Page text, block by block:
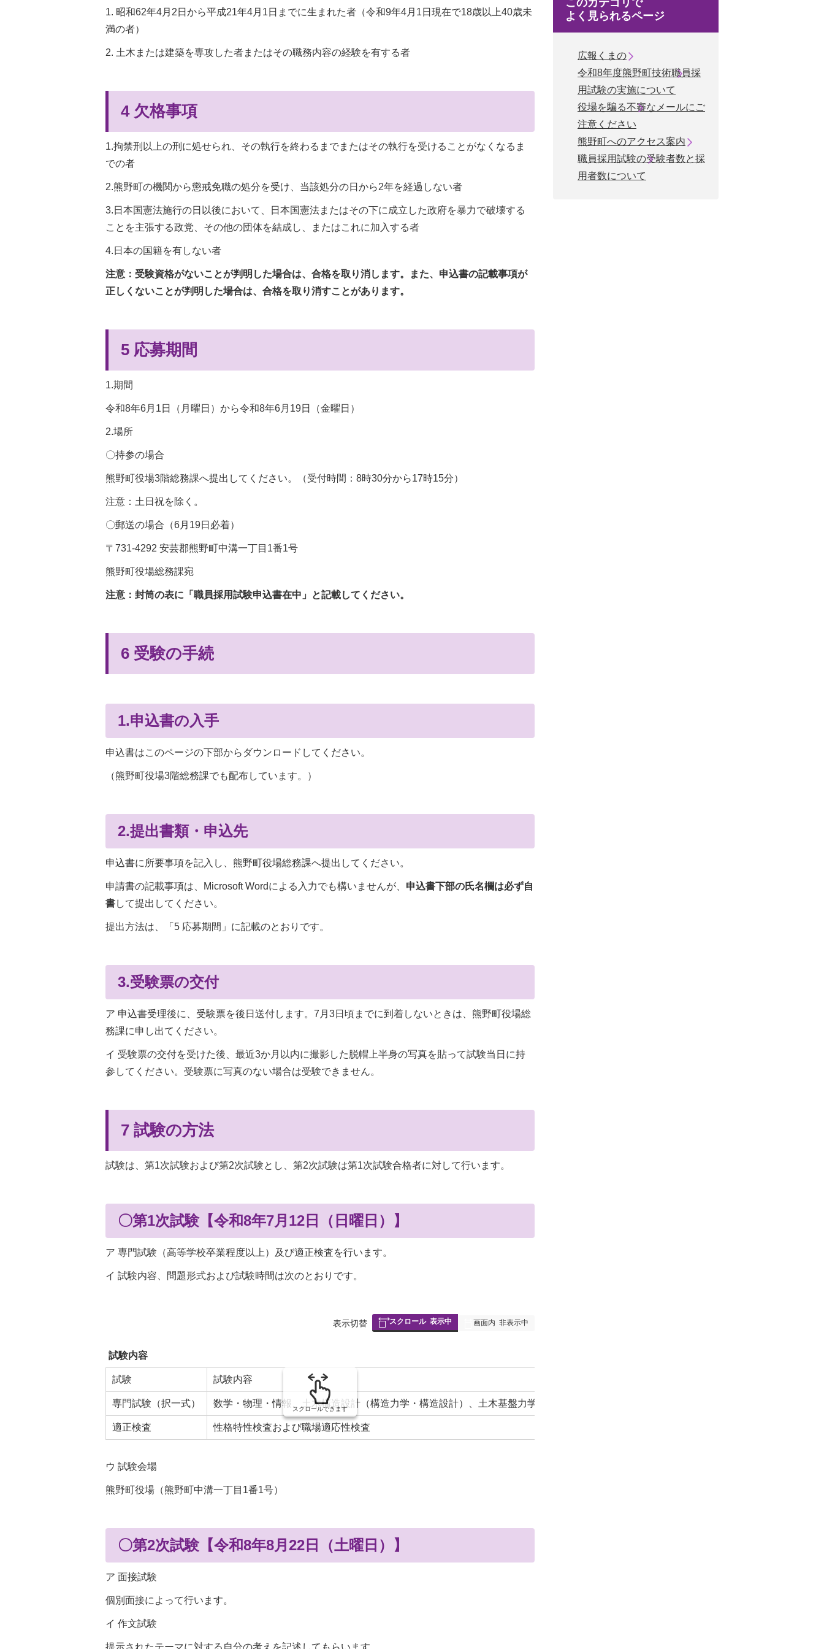
1. 昭和62年4月2日から平成21年4月1日までに生まれた者（令和9年4月1日現在で18歳以上40歳未
満の者）
2. 土木または建築を専攻した者またはその職務内容の経験を有する者
4 欠格事項
1.拘禁刑以上の刑に処せられ、その執行を終わるまでまたはその執行を受けることがなくなるま
での者
2.熊野町の機関から懲戒免職の処分を受け、当該処分の日から2年を経過しない者
3.日本国憲法施行の日以後において、日本国憲法またはその下に成立した政府を暴力で破壊する
ことを主張する政党、その他の団体を結成し、またはこれに加入する者
4.日本の国籍を有しない者
注意：受験資格がないことが判明した場合は、合格を取り消します。また、申込書の記載事項が
正しくないことが判明した場合は、合格を取り消すことがあります。
5 応募期間
1.期間
令和8年6月1日（月曜日）から令和8年6月19日（金曜日）
2.場所
〇持参の場合
熊野町役場3階総務課へ提出してください。（受付時間：8時30分から17時15分）
注意：土日祝を除く。
〇郵送の場合（6月19日必着）
〒731-4292 安芸郡熊野町中溝一丁目1番1号
熊野町役場総務課宛
注意：封筒の表に「職員採用試験申込書在中」と記載してください。
6 受験の手続
1.申込書の入手
申込書はこのページの下部からダウンロードしてください。
（熊野町役場3階総務課でも配布しています。）
2.提出書類・申込先
申込書に所要事項を記入し、熊野町役場総務課へ提出してください。
申請書の記載事項は、Microsoft Wordによる入力でも構いませんが、 申込書下部の氏名欄は必ず自
書して提出してください。
提出方法は、「5 応募期間」に記載のとおりです。
3.受験票の交付
ア 申込書受理後に、受験票を後日送付します。7月3日頃までに到着しないときは、熊野町役場総
務課に申し出てください。
イ 受験票の交付を受けた後、最近3か月以内に撮影した脱帽上半身の写真を貼って試験当日に持
参してください。受験票に写真のない場合は受験できません。
7 試験の方法
試験は、第1次試験および第2次試験とし、第2次試験は第1次試験合格者に対して行います。
〇第1次試験【令和8年7月12日（日曜日）】
ア 専門試験（高等学校卒業程度以上）及び適正検査を行います。
イ 試験内容、問題形式および試験時間は次のとおりです。
表
表示切替 スクロール 表示中 画面内 非表示中
試験内容
試験 試験内容
専門試験（択一式） 数学・物理・情報、土木構造設計（構造力学・構造設計）、土木基盤力学（水理学、土質力学）、測量、社会基盤学、土木施工に関する
適正検査 性格特性検査および職場適応性検査
スクロールできます
ウ 試験会場
熊野町役場（熊野町中溝一丁目1番1号）
〇第2次試験【令和8年8月22日（土曜日）】
ア 面接試験
個別面接によって行います。
イ 作文試験
提示されたテーマに対する自分の考えを記述してもらいます。
このカテゴリで
よく見られるページ
広報くまの
令和8年度熊野町技術職員採
用試験の実施について
役場を騙る不審なメールにご
注意ください
熊野町へのアクセス案内
職員採用試験の受験者数と採
用者数について